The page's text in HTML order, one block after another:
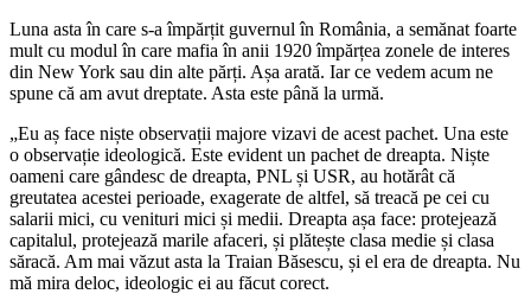
Luna asta în care s-a împărțit guvernul în România, a semănat foarte
mult cu modul în care mafia în anii 1920 împărțea zonele de interes
din New York sau din alte părți. Așa arată. Iar ce vedem acum ne
spune că am avut dreptate. Asta este până la urmă.
„Eu aș face niște observații majore vizavi de acest pachet. Una este
o observație ideologică. Este evident un pachet de dreapta. Niște
oameni care gândesc de dreapta, PNL și USR, au hotărât că
greutatea acestei perioade, exagerate de altfel, să treacă pe cei cu
salarii mici, cu venituri mici și medii. Dreapta așa face: protejează
capitalul, protejează marile afaceri, și plătește clasa medie și clasa
săracă. Am mai văzut asta la Traian Băsescu, și el era de dreapta. Nu
mă mira deloc, ideologic ei au făcut corect.